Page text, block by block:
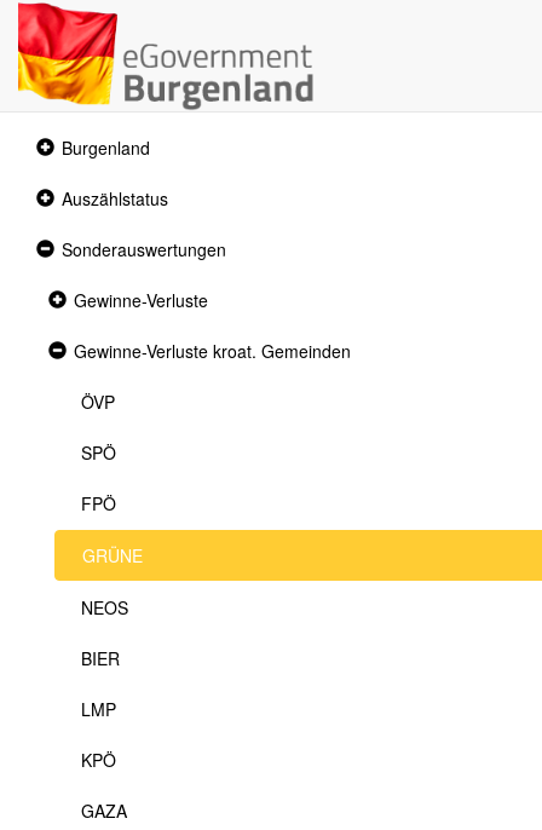
Collapsed
section
Burgenland
Collapsed
Auszählstatus
Expanded
Sonderauswertungen
Collapsed
Gewinne-Verluste
Expanded
Gewinne-Verluste kroat. Gemeinden
ÖVP
SPÖ
FPÖ
GRÜNE
NEOS
BIER
LMP
KPÖ
GAZA